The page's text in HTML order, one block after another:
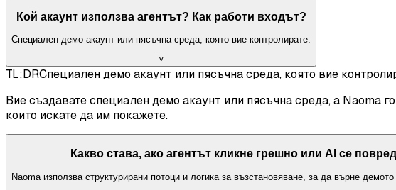
Кой акаунт използва агентът? Как работи входът?
Специален демо акаунт или пясъчна среда, която вие контролирате.
˅
TL;DRСпециален демо акаунт или пясъчна среда, която вие
Вие създавате специален демо акаунт или пясъчна среда, а Naoma
които искате да им покажете.
Какво става, ако агентът кликне грешно или AI се
Naoma използва структурирани потоци и логика за възстановяване, за да върне демото